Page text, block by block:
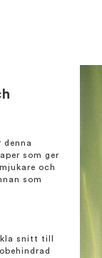
denna
som ger
och
som
snitt till